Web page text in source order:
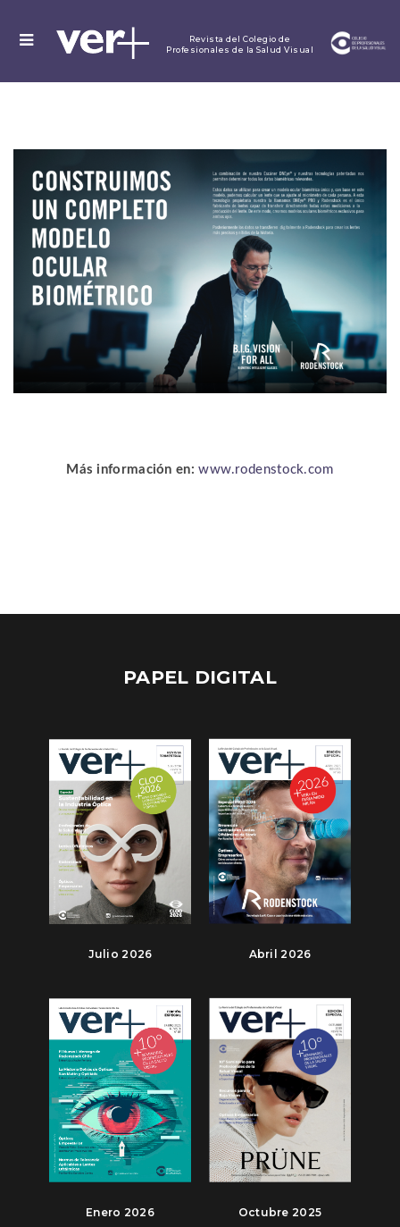
MENU
Revista del Colegio de
Profesionales de la Salud Visual
Más información en:www.rodenstock.com
PAPEL DIGITAL
Julio 2026 Abril 2026
Enero 2026 Octubre 2025